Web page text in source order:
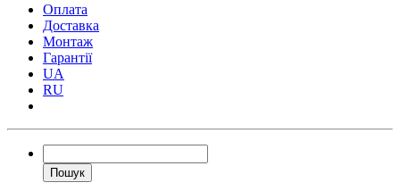
Оплата
Доставка
Монтаж
Гарантії
UA
RU
Пошук